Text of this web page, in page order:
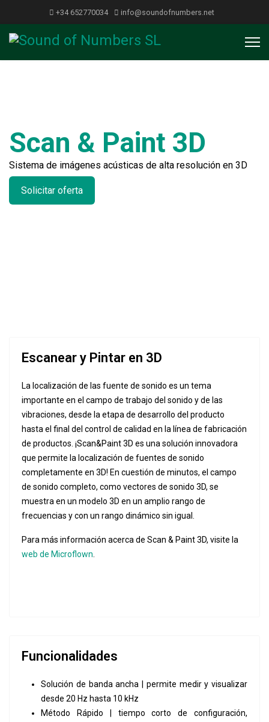
+34 652770034 info@soundofnumbers.net
Scan & Paint 3D
Sistema de imágenes acústicas de alta resolución en 3D
Solicitar oferta
Escanear y Pintar en 3D
La localización de las fuente de sonido es un tema
importante en el campo de trabajo del sonido y de las
vibraciones, desde la etapa de desarrollo del producto
hasta el final del control de calidad en la línea de fabricación
de productos. ¡Scan&Paint 3D es una solución innovadora
que permite la localización de fuentes de sonido
completamente en 3D! En cuestión de minutos, el campo
de sonido completo, como vectores de sonido 3D, se
muestra en un modelo 3D en un amplio rango de
frecuencias y con un rango dinámico sin igual.
Para más información acerca de Scan & Paint 3D, visite la
web de Microflown
Funcionalidades
Solución de banda ancha | permite medir y visualizar
desde 20 Hz hasta 10 kHz
Método Rápido | tiempo corto de configuración,